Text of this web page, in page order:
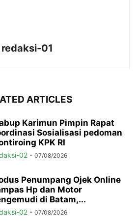
redaksi-01
ARTICLES
Karimun Pimpin Rapat
Sosialisasi pedoman
KPK RI
02 - 07/08/2026
Penumpang Ojek Online
Hp dan Motor
di Batam,...
02 - 07/08/2026